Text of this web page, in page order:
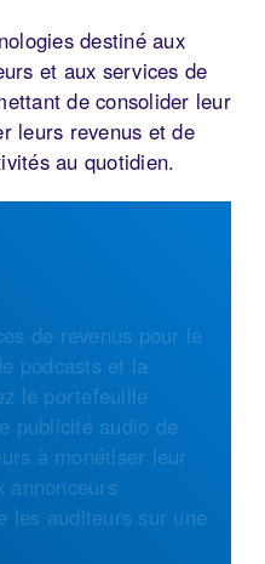
destiné aux
et aux services de
de consolider leur
leurs revenus et de
au quotidien.
de revenus pour le
podcasts et la
le portefeuille
publicité audio de
à monétiser leur
annonceurs
les auditeurs sur une